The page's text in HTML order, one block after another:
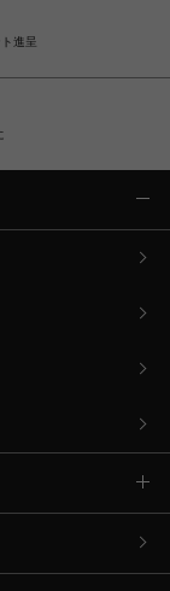
進呈